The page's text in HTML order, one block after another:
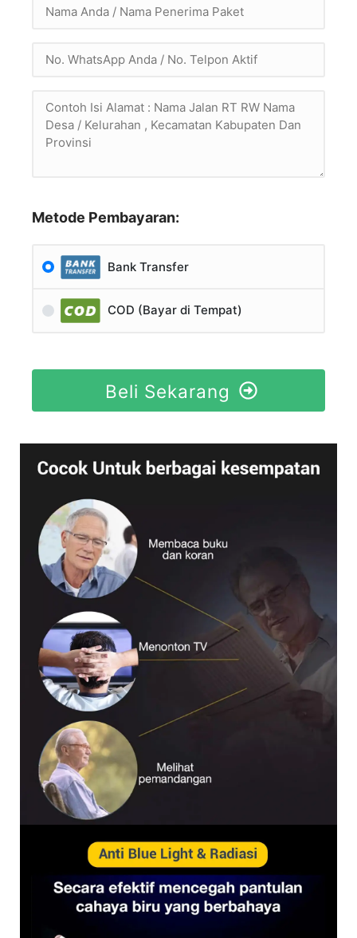
Metode Pembayaran:
Bank Transfer
COD (Bayar di Tempat)
Beli Sekarang